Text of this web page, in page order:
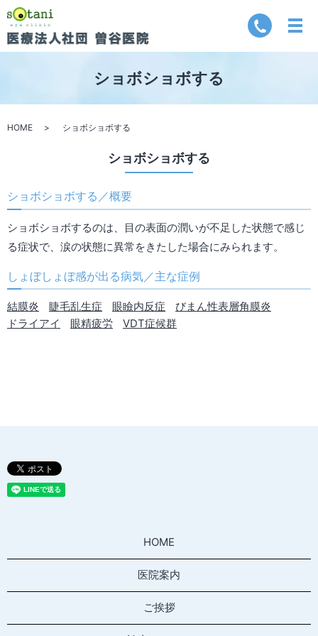
ショボショボする
HOME ショボショボする
ショボショボする
ショボショボする／概要
ショボショボするのは、目の表面の潤いが不足した状態で感じ
る症状で、涙の状態に異常をきたした場合にみられます。
しょぼしょぼ感が出る病気／主な症例
結膜炎 睫毛乱生症 眼瞼内反症
びまん性表層角膜炎
ドライアイ
眼精疲労 VDT症候群
HOME
医院案内
ご挨拶